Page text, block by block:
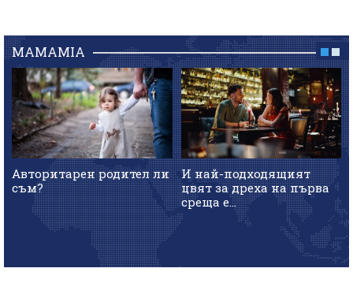
MAMAMIA
Авторитарен родител ли
съм?
И най-подходящият
цвят за дреха на първа
среща е...